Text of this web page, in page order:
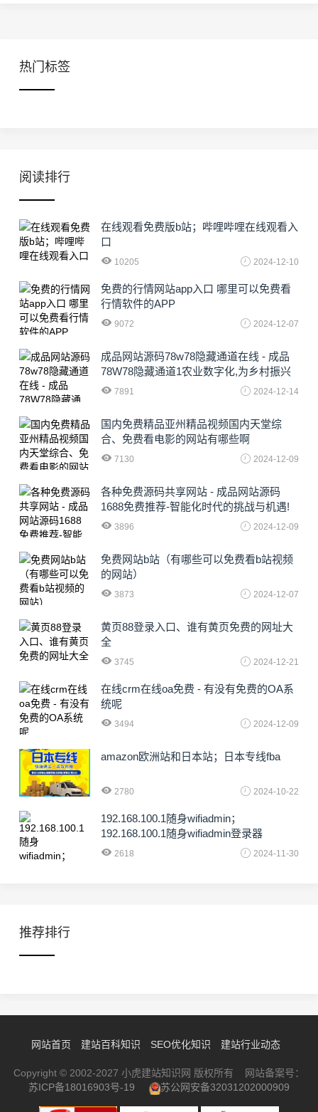
热门标签
阅读排行
在线观看免费版b站；哔哩哔哩在线观看入
口
10205 2024-12-10
免费的行情网站app入口 哪里可以免费看
行情软件的APP
9072 2024-12-07
成品网站源码78w78隐藏通道在线 - 成品
78W78隐藏通道1农业数字化,为乡村振兴
注入新动力
7891 2024-12-14
国内免费精品亚州精品视频国内天堂综
合、免费看电影的网站有哪些啊
7130 2024-12-09
各种免费源码共享网站 - 成品网站源码
1688免费推荐-智能化时代的挑战与机遇!
3896 2024-12-09
免费网站b站（有哪些可以免费看b站视频
的网站）
3873 2024-12-07
黄页88登录入口、谁有黄页免费的网址大
全
3745 2024-12-21
在线crm在线oa免费 - 有没有免费的OA系
统呢
3494 2024-12-09
amazon欧洲站和日本站；日本专线fba
2780 2024-10-22
192.168.100.1随身wifiadmin；
192.168.100.1随身wifiadmin登录器
2618 2024-11-30
推荐排行
网站首页 建站百科知识 SEO优化知识 建站行业动态
Copyright © 2002-2027 小虎建站知识网 版权所有 网站备案号：
苏ICP备18016903号-19
苏公网安备32031202000909